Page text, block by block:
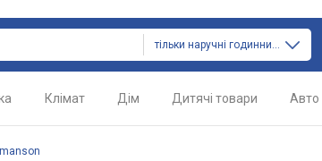
тільки наручні годинники
Клімат Дім Дитячі товари Авто